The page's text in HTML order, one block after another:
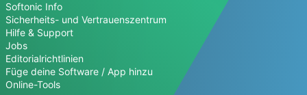
Softonic Info
Sicherheits- und Vertrauenszentrum
Hilfe & Support
Jobs
Editorialrichtlinien
Füge deine Software / App hinzu
Online-Tools